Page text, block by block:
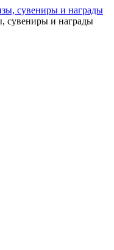
сувениры и награды